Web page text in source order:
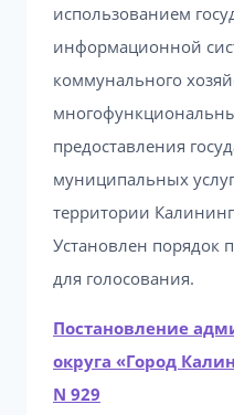
использованием
информационной
коммунального
предоставления
муниципальных
территории
Установлен порядок
для голосования.
Постановление
округа «Город
N 929